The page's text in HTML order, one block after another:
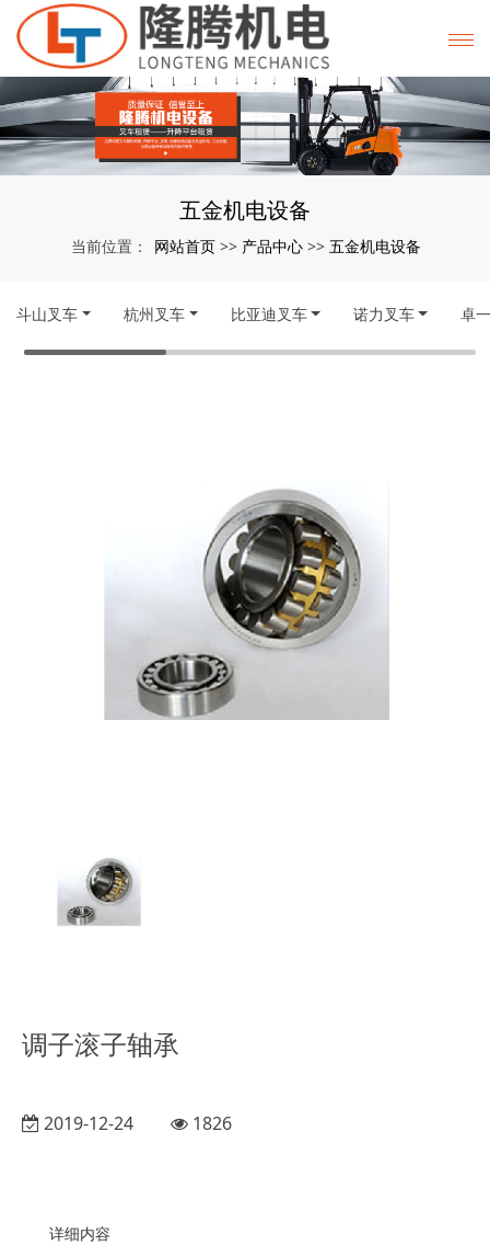
五金机电设备
当前位置： 网站首页 >> 产品中心 >> 五金机电设备
斗山叉车 杭州叉车 比亚迪叉车 诺力叉车 卓
调子滚子轴承
2019-12-24 1826
详细内容